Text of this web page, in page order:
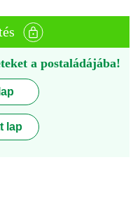
a postaládájába!
lap